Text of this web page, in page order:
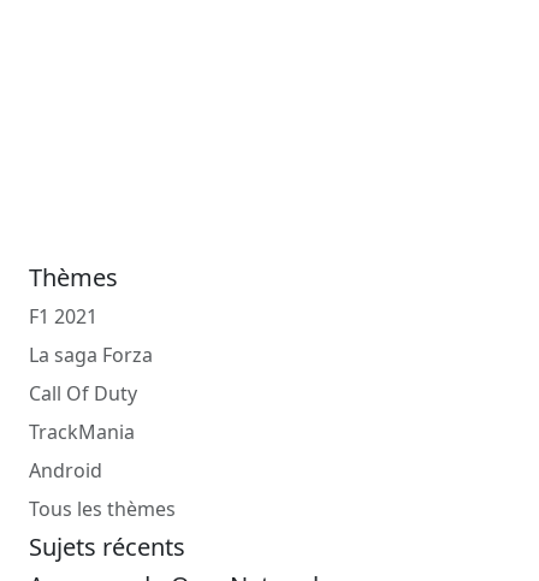
Thèmes
F1 2021
La saga Forza
Call Of Duty
TrackMania
Android
Tous les thèmes
Sujets récents